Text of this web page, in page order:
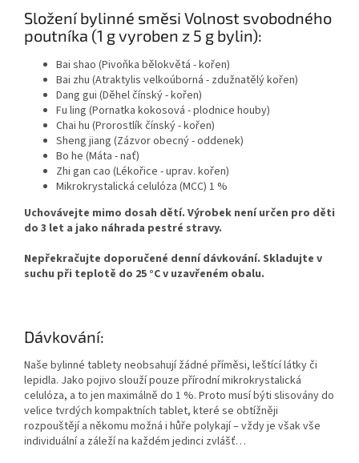
Složení bylinné směsi Volnost svobodného
poutníka (1 g vyroben z 5 g bylin):
Bai shao (Pivoňka bělokvětá - kořen)
Bai zhu (Atraktylis velkoúborná - zdužnatělý kořen)
Dang gui (Děhel čínský - kořen)
Fu ling (Pornatka kokosová - plodnice houby)
Chai hu (Prorostlík čínský - kořen)
Sheng jiang (Zázvor obecný - oddenek)
Bo he (Máta - nať)
Zhi gan cao (Lékořice - uprav. kořen)
Mikrokrystalická celulóza (MCC) 1 %
Uchovávejte mimo dosah dětí. Výrobek není určen pro děti
do 3 let a jako náhrada pestré stravy.
Nepřekračujte doporučené denní dávkování. Skladujte v
suchu při teplotě do 25 °C v uzavřeném obalu.
Dávkování:
Naše bylinné tablety neobsahují žádné příměsi, leštící látky či
lepidla. Jako pojivo slouží pouze přírodní mikrokrystalická
celulóza, a to jen maximálně do 1 %. Proto musí býti slisovány do
velice tvrdých kompaktních tablet, které se obtížněji
rozpouštějí a někomu možná i hůře polykají – vždy je však vše
individuální a záleží na každém jedinci zvlášť…